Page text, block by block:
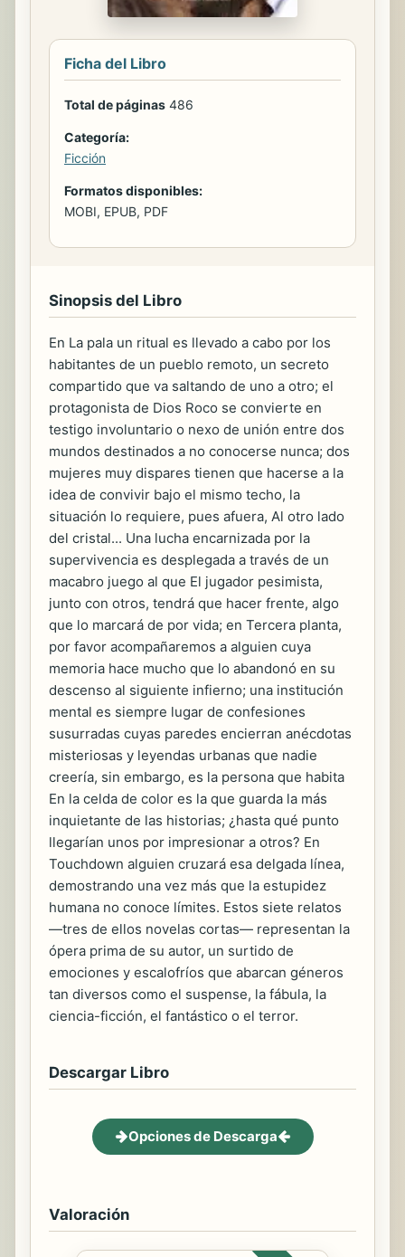
Ficha del Libro
Total de páginas 486
Categoría:
Ficción
Formatos disponibles:
MOBI, EPUB, PDF
Sinopsis del Libro
En La pala un ritual es llevado a cabo por los
habitantes de un pueblo remoto, un secreto
compartido que va saltando de uno a otro; el
protagonista de Dios Roco se convierte en
testigo involuntario o nexo de unión entre dos
mundos destinados a no conocerse nunca; dos
mujeres muy dispares tienen que hacerse a la
idea de convivir bajo el mismo techo, la
situación lo requiere, pues afuera, Al otro lado
del cristal... Una lucha encarnizada por la
supervivencia es desplegada a través de un
macabro juego al que El jugador pesimista,
junto con otros, tendrá que hacer frente, algo
que lo marcará de por vida; en Tercera planta,
por favor acompañaremos a alguien cuya
memoria hace mucho que lo abandonó en su
descenso al siguiente infierno; una institución
mental es siempre lugar de confesiones
susurradas cuyas paredes encierran anécdotas
misteriosas y leyendas urbanas que nadie
creería, sin embargo, es la persona que habita
En la celda de color es la que guarda la más
inquietante de las historias; ¿hasta qué punto
llegarían unos por impresionar a otros? En
Touchdown alguien cruzará esa delgada línea,
demostrando una vez más que la estupidez
humana no conoce límites. Estos siete relatos
—tres de ellos novelas cortas— representan la
ópera prima de su autor, un surtido de
emociones y escalofríos que abarcan géneros
tan diversos como el suspense, la fábula, la
ciencia-ficción, el fantástico o el terror.
Descargar Libro
Opciones de Descarga
Valoración